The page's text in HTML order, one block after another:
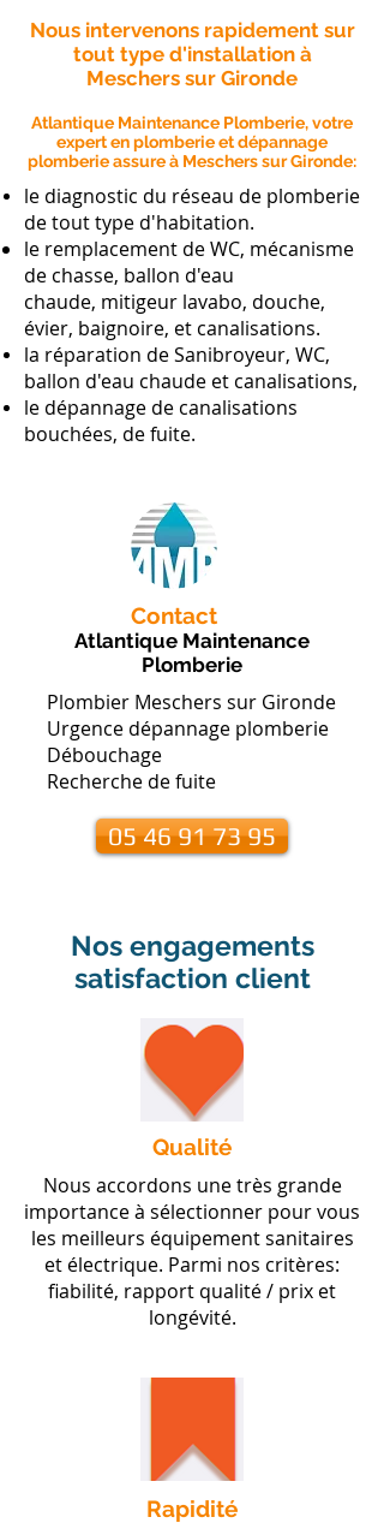
Nous intervenons rapidement sur
tout type d'installation à
Meschers sur Gironde
Contact
Atlantique Maintenance Plomberie, votre
expert en plomberie et dépannage
plomberie assure à Meschers sur Gironde:
le diagnostic du réseau de plomberie
de tout type d'habitation.
le remplacement de WC, mécanisme
de chasse, ballon d'eau
chaude, mitigeur lavabo, douche,
évier, baignoire, et canalisations.
la réparation de Sanibroyeur, WC,
ballon d'eau chaude et canalisations,
le dépannage de canalisations
bouchées, de fuite.
Atlantique Maintenance
Plomberie
Plombier Meschers sur Gironde
Urgence dépannage plomberie
Débouchage
Recherche de fuite
05 46 91 73 95
Nos engagements
satisfaction client
Qualité
Nous accordons une très grande
importance à sélectionner pour vous
les meilleurs équipement sanitaires
et électrique. Parmi nos critères:
fiabilité, rapport qualité / prix et
longévité.
Rapidité